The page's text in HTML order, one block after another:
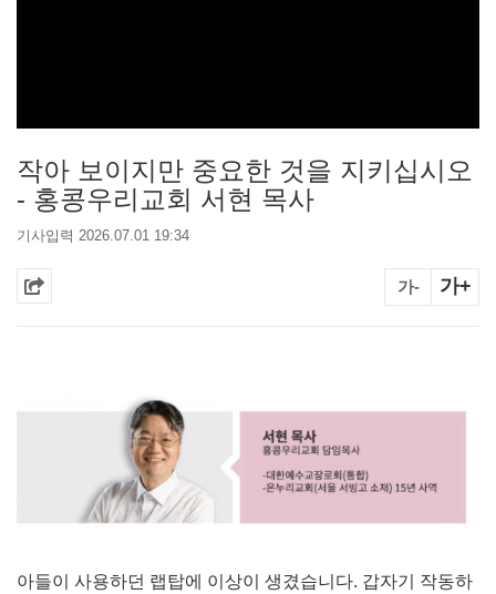
작아 보이지만 중요한 것을 지키십시오
- 홍콩우리교회 서현 목사
기사입력 2026.07.01 19:34
가- 가+
아들이 사용하던 랩탑에 이상이 생겼습니다. 갑자기 작동하